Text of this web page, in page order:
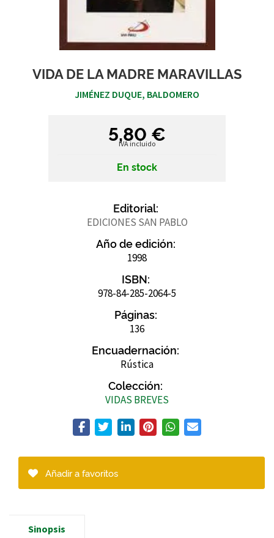
VIDA DE LA MADRE MARAVILLAS
JIMÉNEZ DUQUE, BALDOMERO
5,80 €
IVA incluido
En stock
Editorial:
EDICIONES SAN PABLO
Año de edición:
1998
ISBN:
978-84-285-2064-5
Páginas:
136
Encuadernación:
Rústica
Colección:
VIDAS BREVES
Añadir a favoritos
Sinopsis